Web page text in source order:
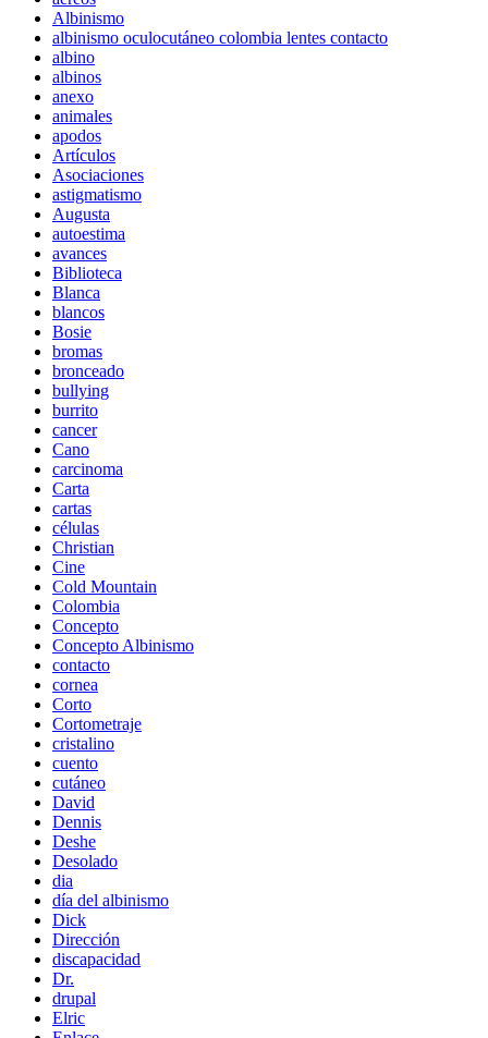
Albinismo
albinismo oculocutáneo colombia lentes contacto
albino
albinos
anexo
animales
apodos
Artículos
Asociaciones
astigmatismo
Augusta
autoestima
avances
Biblioteca
Blanca
blancos
Bosie
bromas
bronceado
bullying
burrito
cancer
Cano
carcinoma
Carta
cartas
células
Christian
Cine
Cold Mountain
Colombia
Concepto
Concepto Albinismo
contacto
cornea
Corto
Cortometraje
cristalino
cuento
cutáneo
David
Dennis
Deshe
Desolado
dia
día del albinismo
Dick
Dirección
discapacidad
Dr.
drupal
Elric